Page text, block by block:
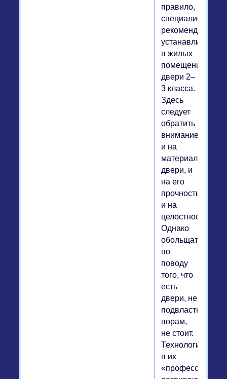
правило,
специалисты
рекомендуют
устанавливать
в жилых
помещениях
двери 2–
3 класса.
Здесь
следует
обратить
внимание
и на
материал
двери, и
на его
прочность,
и на
целостность.
Однако
обольщаться
по
поводу
того, что
есть
двери, не
подвластные
ворам,
не стоит.
Технологии
в их
«профессии»